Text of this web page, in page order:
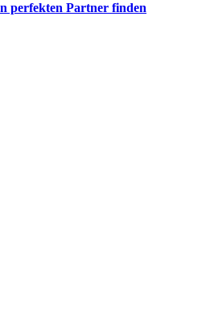
perfekten Partner finden